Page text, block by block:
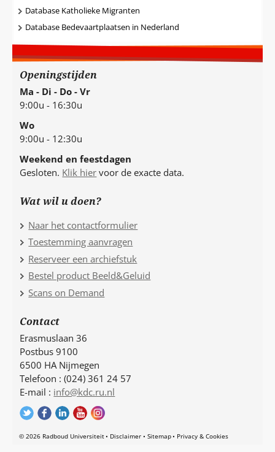
Database Katholieke Migranten
Database Bedevaartplaatsen in Nederland
Openingstijden
Ma - Di - Do - Vr
9:00u - 16:30u
Wo
9:00u - 12:30u
Weekend en feestdagen
Gesloten. Klik hier voor de exacte data.
Wat wil u doen?
Naar het contactformulier
Toestemming aanvragen
Reserveer een archiefstuk
Bestel product Beeld&Geluid
Scans on Demand
Contact
Erasmuslaan 36
Postbus 9100
6500 HA Nijmegen
Telefoon : (024) 361 24 57
E-mail : info@kdc.ru.nl
© 2026 Radboud Universiteit Disclaimer Sitemap Privacy & Cookies